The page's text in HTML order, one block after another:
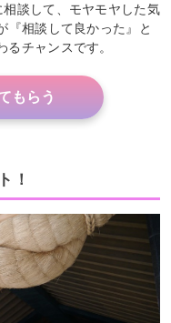
相談して、モヤモヤした気
『相談して良かった』と
チャンスです。
もらう
！